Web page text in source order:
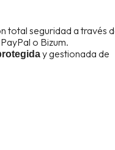
total seguridad a través
o Bizum.
y gestionada de